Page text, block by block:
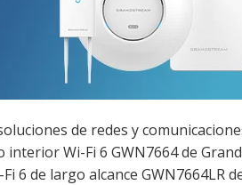
de redes y
Wi-Fi 6 GWN7664 de
6 de largo alcance GWN7664LR